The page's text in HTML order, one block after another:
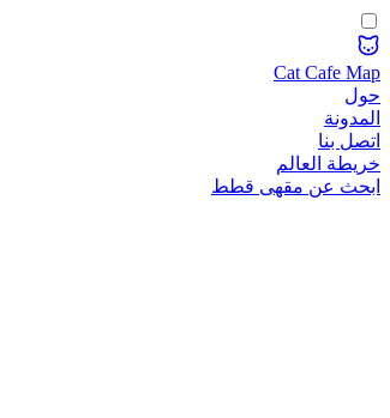
Cat Cafe Map
حول
المدونة
اتصل بنا
خريطة العالم
ابحث عن مقهى قطط